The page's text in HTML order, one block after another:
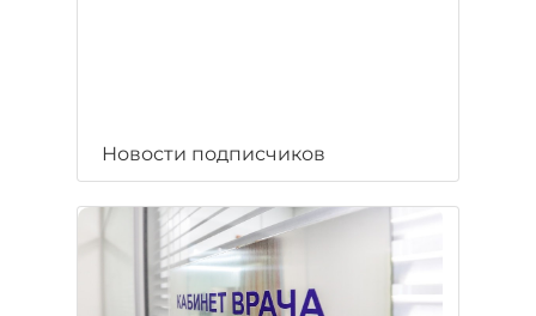
Новости подписчиков